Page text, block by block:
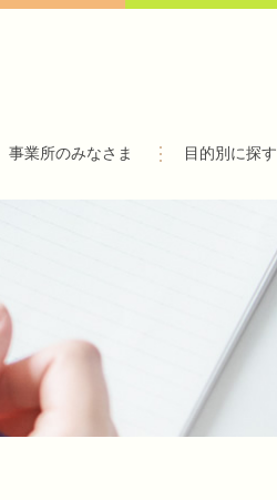
事業所のみなさま 目的別に探す